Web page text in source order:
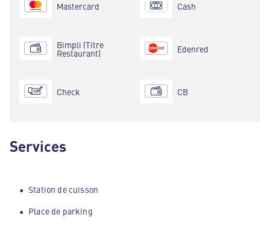
Mastercard
Bimpli (Titre
Restaurant)
Check
Cash
Edenred
CB
Services
Station de cuisson
Place de parking